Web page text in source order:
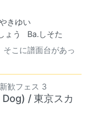
きゆい
ょう
Ba.しそた
こに譜面台があっ
歓フェス 3
/ 東京スカ